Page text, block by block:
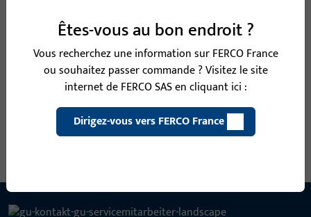
INOX
Voir toutes les variantes
Êtes-vous au bon endroit ?
Vous recherchez une information sur FERCO France
ou souhaitez passer commande ? Visitez le site
internet de FERCO SAS en cliquant ici :
Dirigez-vous vers FERCO France